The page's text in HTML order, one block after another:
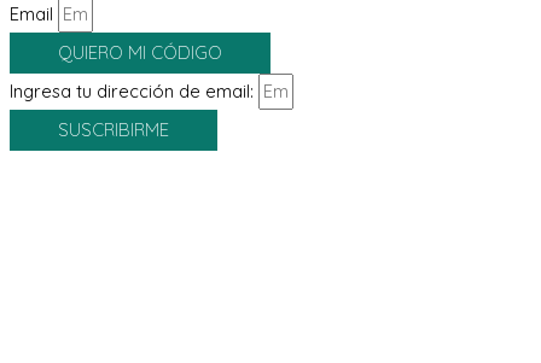
Email
QUIERO MI CÓDIGO
Ingresa tu dirección de email:
SUSCRIBIRME